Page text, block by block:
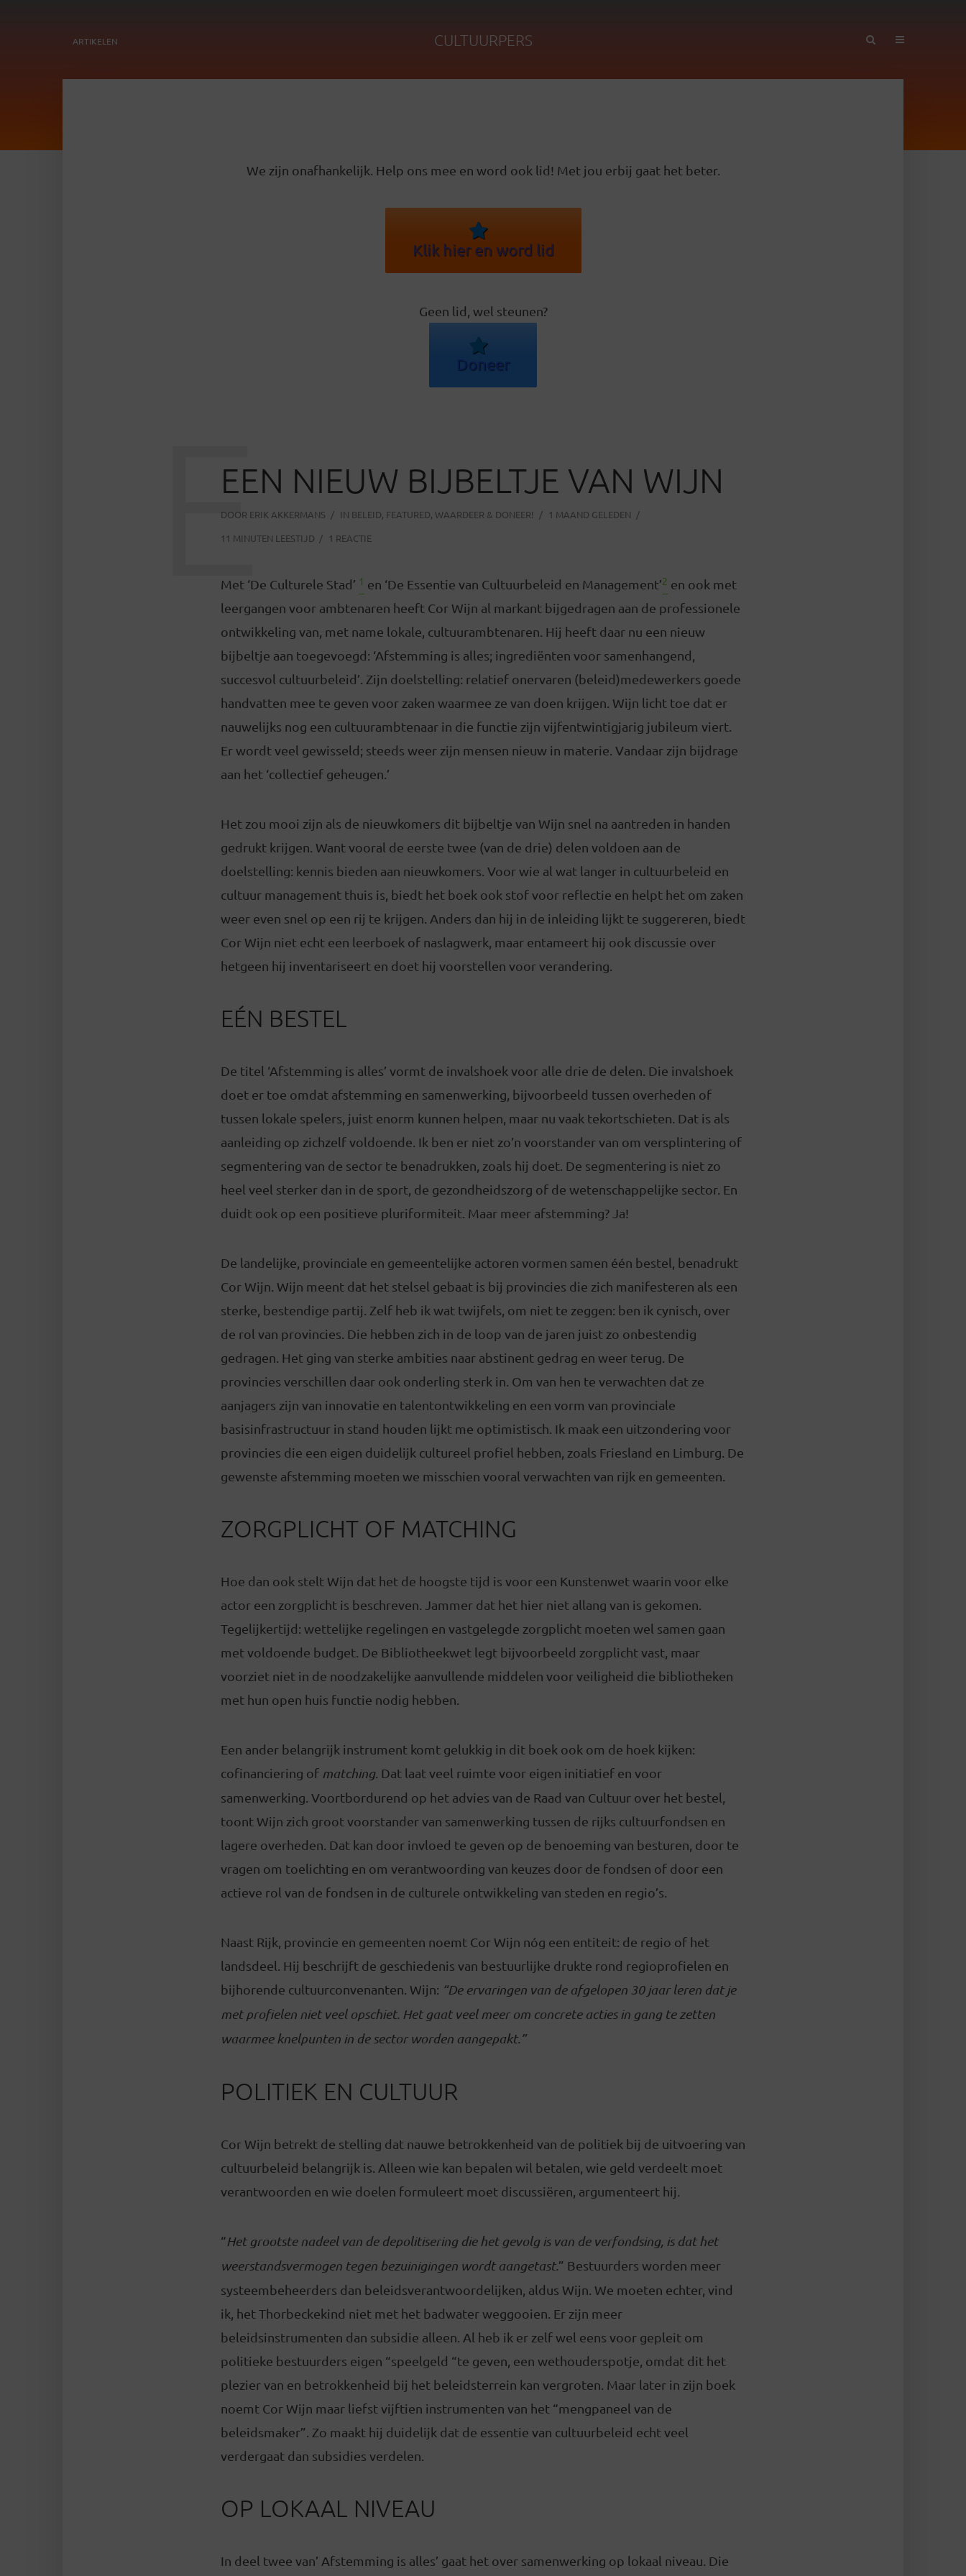
ARTIKELEN CULTUURPERS
We zijn onafhankelijk. Help ons mee en word ook lid! Met jou erbij gaat het beter.
Klik hier en word lid
Geen lid, wel steunen?
Doneer
EEN NIEUW BIJBELTJE VAN WIJN
DOOR ERIK AKKERMANS IN BELEID, FEATURED, WAARDEER & DONEER!
1 MAAND GELEDEN
11 MINUTEN LEESTIJD
1 REACTIE
E
Met ‘De Culturele Stad’ 1 en ‘De Essentie van Cultuurbeleid en Management’2 en ook met
leergangen voor ambtenaren heeft Cor Wijn al markant bijgedragen aan de professionele
ontwikkeling van, met name lokale, cultuurambtenaren. Hij heeft daar nu een nieuw
bijbeltje aan toegevoegd: ‘Afstemming is alles; ingrediënten voor samenhangend,
succesvol cultuurbeleid’. Zijn doelstelling: relatief onervaren (beleid)medewerkers goede
handvatten mee te geven voor zaken waarmee ze van doen krijgen. Wijn licht toe dat er
nauwelijks nog een cultuurambtenaar in die functie zijn vijfentwintigjarig jubileum viert.
Er wordt veel gewisseld; steeds weer zijn mensen nieuw in materie. Vandaar zijn bijdrage
aan het ‘collectief geheugen.’
Het zou mooi zijn als de nieuwkomers dit bijbeltje van Wijn snel na aantreden in handen
gedrukt krijgen. Want vooral de eerste twee (van de drie) delen voldoen aan de
doelstelling: kennis bieden aan nieuwkomers. Voor wie al wat langer in cultuurbeleid en
cultuur management thuis is, biedt het boek ook stof voor reflectie en helpt het om zaken
weer even snel op een rij te krijgen. Anders dan hij in de inleiding lijkt te suggereren, biedt
Cor Wijn niet echt een leerboek of naslagwerk, maar entameert hij ook discussie over
hetgeen hij inventariseert en doet hij voorstellen voor verandering.
EÉN BESTEL
De titel ‘Afstemming is alles’ vormt de invalshoek voor alle drie de delen. Die invalshoek
doet er toe omdat afstemming en samenwerking, bijvoorbeeld tussen overheden of
tussen lokale spelers, juist enorm kunnen helpen, maar nu vaak tekortschieten. Dat is als
aanleiding op zichzelf voldoende. Ik ben er niet zo’n voorstander van om versplintering of
segmentering van de sector te benadrukken, zoals hij doet. De segmentering is niet zo
heel veel sterker dan in de sport, de gezondheidszorg of de wetenschappelijke sector. En
duidt ook op een positieve pluriformiteit. Maar meer afstemming? Ja!
De landelijke, provinciale en gemeentelijke actoren vormen samen één bestel, benadrukt
Cor Wijn. Wijn meent dat het stelsel gebaat is bij provincies die zich manifesteren als een
sterke, bestendige partij. Zelf heb ik wat twijfels, om niet te zeggen: ben ik cynisch, over
de rol van provincies. Die hebben zich in de loop van de jaren juist zo onbestendig
gedragen. Het ging van sterke ambities naar abstinent gedrag en weer terug. De
provincies verschillen daar ook onderling sterk in. Om van hen te verwachten dat ze
aanjagers zijn van innovatie en talentontwikkeling en een vorm van provinciale
basisinfrastructuur in stand houden lijkt me optimistisch. Ik maak een uitzondering voor
provincies die een eigen duidelijk cultureel profiel hebben, zoals Friesland en Limburg. De
gewenste afstemming moeten we misschien vooral verwachten van rijk en gemeenten.
ZORGPLICHT OF MATCHING
Hoe dan ook stelt Wijn dat het de hoogste tijd is voor een Kunstenwet waarin voor elke
actor een zorgplicht is beschreven. Jammer dat het hier niet allang van is gekomen.
Tegelijkertijd: wettelijke regelingen en vastgelegde zorgplicht moeten wel samen gaan
met voldoende budget. De Bibliotheekwet legt bijvoorbeeld zorgplicht vast, maar
voorziet niet in de noodzakelijke aanvullende middelen voor veiligheid die bibliotheken
met hun open huis functie nodig hebben.
Een ander belangrijk instrument komt gelukkig in dit boek ook om de hoek kijken:
cofinanciering of matching. Dat laat veel ruimte voor eigen initiatief en voor
samenwerking. Voortbordurend op het advies van de Raad van Cultuur over het bestel,
toont Wijn zich groot voorstander van samenwerking tussen de rijks cultuurfondsen en
lagere overheden. Dat kan door invloed te geven op de benoeming van besturen, door te
vragen om toelichting en om verantwoording van keuzes door de fondsen of door een
actieve rol van de fondsen in de culturele ontwikkeling van steden en regio’s.
Naast Rijk, provincie en gemeenten noemt Cor Wijn nóg een entiteit: de regio of het
landsdeel. Hij beschrijft de geschiedenis van bestuurlijke drukte rond regioprofielen en
bijhorende cultuurconvenanten. Wijn: “De ervaringen van de afgelopen 30 jaar leren dat je
met profielen niet veel opschiet. Het gaat veel meer om concrete acties in gang te zetten
waarmee knelpunten in de sector worden aangepakt.”
POLITIEK EN CULTUUR
Cor Wijn betrekt de stelling dat nauwe betrokkenheid van de politiek bij de uitvoering van
cultuurbeleid belangrijk is. Alleen wie kan bepalen wil betalen, wie geld verdeelt moet
verantwoorden en wie doelen formuleert moet discussiëren, argumenteert hij.
“Het grootste nadeel van de depolitisering die het gevolg is van de verfondsing, is dat het
weerstandsvermogen tegen bezuinigingen wordt aangetast.” Bestuurders worden meer
systeembeheerders dan beleidsverantwoordelijken, aldus Wijn. We moeten echter, vind
ik, het Thorbeckekind niet met het badwater weggooien. Er zijn meer
beleidsinstrumenten dan subsidie alleen. Al heb ik er zelf wel eens voor gepleit om
politieke bestuurders eigen “speelgeld “te geven, een wethouderspotje, omdat dit het
plezier van en betrokkenheid bij het beleidsterrein kan vergroten. Maar later in zijn boek
noemt Cor Wijn maar liefst vijftien instrumenten van het “mengpaneel van de
beleidsmaker”. Zo maakt hij duidelijk dat de essentie van cultuurbeleid echt veel
verdergaat dan subsidies verdelen.
OP LOKAAL NIVEAU
In deel twee van’ Afstemming is alles’ gaat het over samenwerking op lokaal niveau. Die